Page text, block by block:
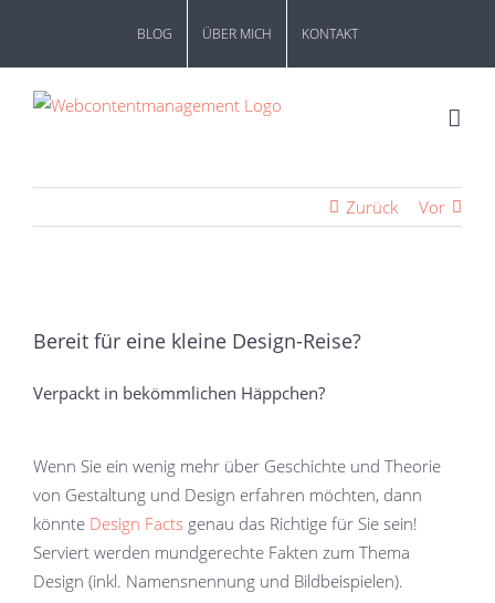
springen
BLOG ÜBER MICH KONTAKT
Zurück Vor
grösseres
Bereit für eine kleine Design-Reise?
Verpackt in bekömmlichen Häppchen?
Wenn Sie ein wenig mehr über Geschichte und Theorie
von Gestaltung und Design erfahren möchten, dann
könnte Design Facts genau das Richtige für Sie sein!
Serviert werden mundgerechte Fakten zum Thema
Design (inkl. Namensnennung und Bildbeispielen).